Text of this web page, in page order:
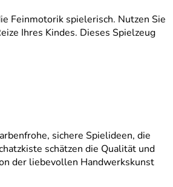
Feinmotorik spielerisch. Nutzen Sie
Ihres Kindes. Dieses Spielzeug
sichere Spielideen, die
schätzen die Qualität und
der liebevollen Handwerkskunst